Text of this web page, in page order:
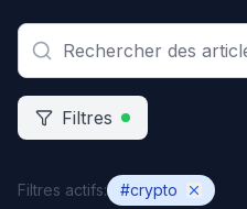
Filtres
Filtres actifs: #crypto